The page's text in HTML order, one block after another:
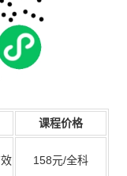
课程价格
158元/全科